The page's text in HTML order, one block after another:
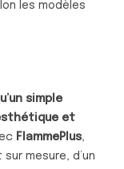
les modèles
simple
et
FlammePlus,
mesure, d’un